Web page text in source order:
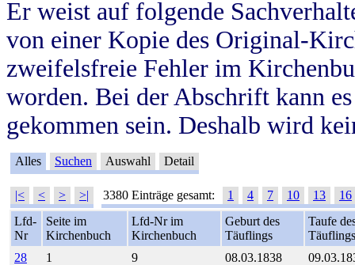
Er weist auf folgende
von einer Kopie des Original-
zweifelsfreie Fehler im
worden. Bei der Abschrift kann
gekommen sein. Deshalb wird
Alles Suchen Auswahl Detail
|< < > >| 3380 Einträge gesamt: 1 4 7 10 13
16
Lfd-
Nr
Seite im
Kirchenbuch
Lfd-Nr im
Kirchenbuch
Geburt des
Täuflings
Taufe
Täuflings
28
1 9 08.03.1838